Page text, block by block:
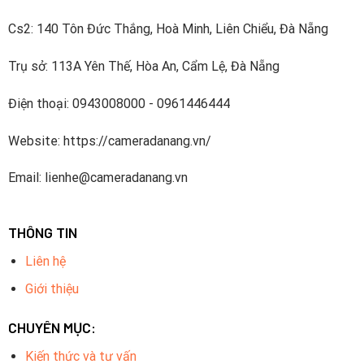
Nẵng cam kết mang đến cho quý khách hàng sản phẩm chất
vớiCamera Đà Nẵngngay hôm nay để được tư vấn cụ thể
Combo Trọn Bộ 9
Tiếng bao gồm?
Cs2: 140 Tôn Đức Thắng, Hoà Minh, Liên Chiểu, Đà Nẵng
Trụ sở: 113A Yên Thế, Hòa An, Cẩm Lệ, Đà Nẵng
Điện thoại: 0943008000 - 0961446444
Website: https://cameradanang.vn/
Email: lienhe@cameradanang.vn
THÔNG TIN
Liên hệ
Giới thiệu
CHUYÊN MỤC:
Kiến thức và tư vấn